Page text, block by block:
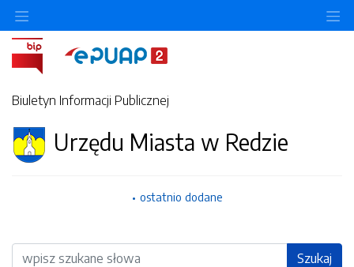
Biuletyn Informacji Publicznej
Urzędu Miasta w Redzie
ostatnio dodane
Wyszukiwarka Szukaj